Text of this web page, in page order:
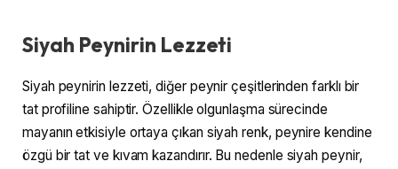
Siyah Peynirin Lezzeti
Siyah peynirin lezzeti, diğer peynir çeşitlerinden farklı bir
tat profiline sahiptir. Özellikle olgunlaşma sürecinde
mayanın etkisiyle ortaya çıkan siyah renk, peynire kendine
özgü bir tat ve kıvam kazandırır. Bu nedenle siyah peynir,